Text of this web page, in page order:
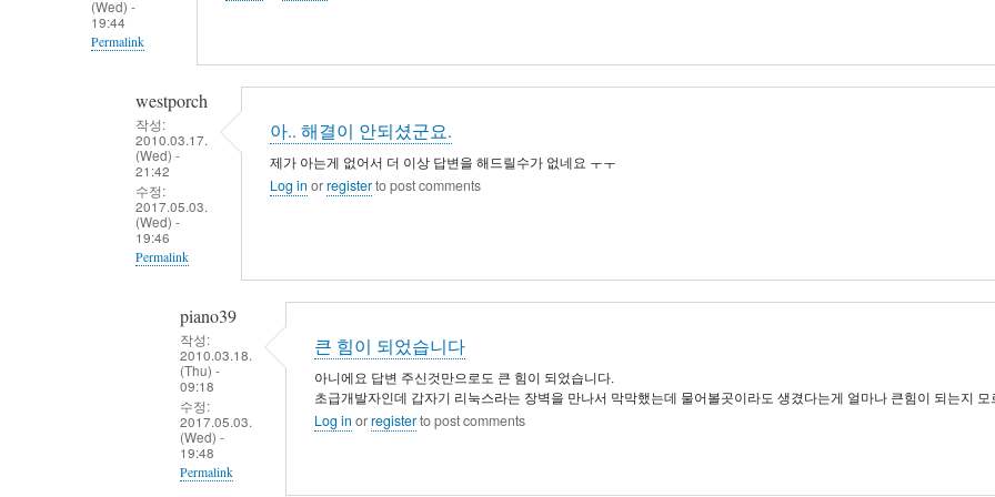
(Wed) -
19:44
Permalink
westporch
작성:
2010.03.17.
(Wed) -
21:42
수정:
2017.05.03.
(Wed) -
19:46
Permalink
아.. 해결이 안되셨군요.
제가 아는게 없어서 더 이상 답변을 해드릴수가 없네요 ㅜㅜ
Log in orregisterto post comments
piano39
작성:
2010.03.18.
(Thu) -
09:18
수정:
2017.05.03.
(Wed) -
19:48
Permalink
큰 힘이 되었습니다
아니에요 답변 주신것만으로도 큰 힘이 되었습니다.
초급개발자인데 갑자기 리눅스라는 장벽을 만나서 막막했는데 물어볼곳이라도 생겼다는게 얼마나 큰힘이 되는지 모
Log in orregisterto post comments